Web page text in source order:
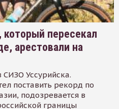
пересекал
арестовали на
СИЗО Уссурийска.
поставить рекорд по
подозревается в
границы